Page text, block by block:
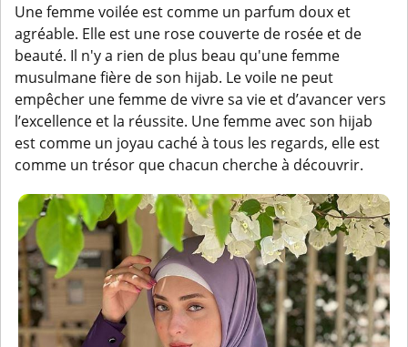
Une femme voilée est comme un parfum doux et
agréable. Elle est une rose couverte de rosée et de
beauté. Il n'y a rien de plus beau qu'une femme
musulmane fière de son hijab. Le voile ne peut
empêcher une femme de vivre sa vie et d’avancer vers
l’excellence et la réussite. Une femme avec son hijab
est comme un joyau caché à tous les regards, elle est
comme un trésor que chacun cherche à découvrir.